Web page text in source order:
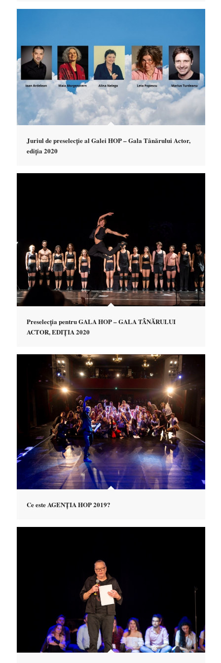
Juriul de preselecție al Galei HOP – Gala Tânărului Actor,
ediția 2020
Preselecția pentru GALA HOP – GALA TÂNĂRULUI
ACTOR, EDIȚIA 2020
Ce este AGENȚIA HOP 2019?